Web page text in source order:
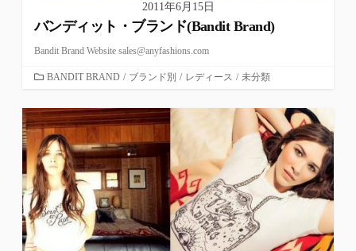
2011年6月15日
バンディット・ブランド(Bandit Brand)
Bandit Brand Website sales@anyfashions.com
カ
ゴ
リ
ー
BANDIT BRAND / ブランド別 / レディース / 未分類